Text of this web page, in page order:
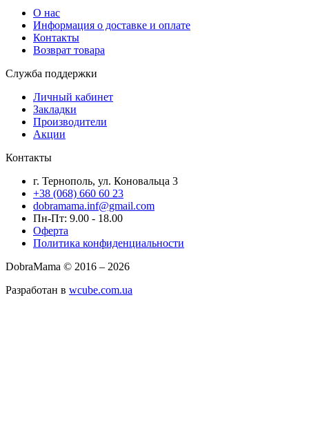
О нас
Информация о доставке и оплате
Контакты
Возврат товара
Служба поддержки
Личный кабинет
Закладки
Производители
Акции
Контакты
г. Тернополь, ул. Коновальца 3
+38 (068) 660 60 23
dobramama.inf@gmail.com
Пн-Пт: 9.00 - 18.00
Оферта
Политика конфиденциальности
DobraMama © 2016 – 2026
Разработан в wcube.com.ua